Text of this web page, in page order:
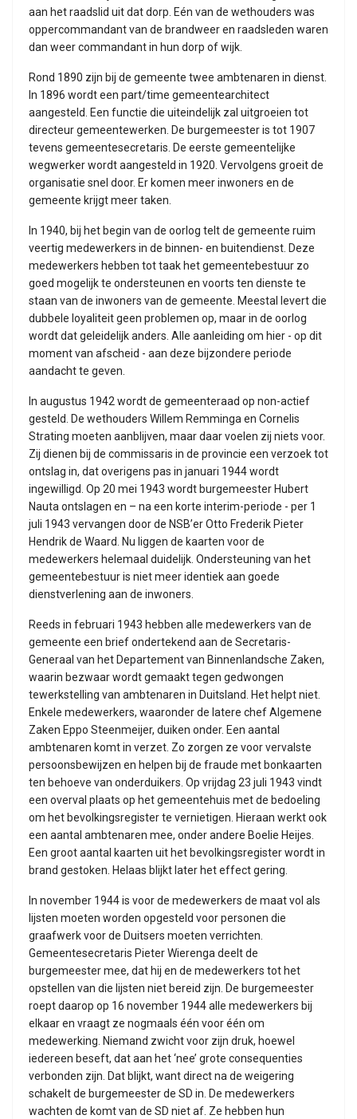
aan het raadslid uit dat dorp. Eén van de wethouders was
oppercommandant van de brandweer en raadsleden waren
dan weer commandant in hun dorp of wijk.
Rond 1890 zijn bij de gemeente twee ambtenaren in dienst.
In 1896 wordt een part/time gemeentearchitect
aangesteld. Een functie die uiteindelijk zal uitgroeien tot
directeur gemeentewerken. De burgemeester is tot 1907
tevens gemeentesecretaris. De eerste gemeentelijke
wegwerker wordt aangesteld in 1920. Vervolgens groeit de
organisatie snel door. Er komen meer inwoners en de
gemeente krijgt meer taken.
In 1940, bij het begin van de oorlog telt de gemeente ruim
veertig medewerkers in de binnen- en buitendienst. Deze
medewerkers hebben tot taak het gemeentebestuur zo
goed mogelijk te ondersteunen en voorts ten dienste te
staan van de inwoners van de gemeente. Meestal levert die
dubbele loyaliteit geen problemen op, maar in de oorlog
wordt dat geleidelijk anders. Alle aanleiding om hier - op dit
moment van afscheid - aan deze bijzondere periode
aandacht te geven.
In augustus 1942 wordt de gemeenteraad op non-actief
gesteld. De wethouders Willem Remminga en Cornelis
Strating moeten aanblijven, maar daar voelen zij niets voor.
Zij dienen bij de commissaris in de provincie een verzoek tot
ontslag in, dat overigens pas in januari 1944 wordt
ingewilligd. Op 20 mei 1943 wordt burgemeester Hubert
Nauta ontslagen en – na een korte interim-periode - per 1
juli 1943 vervangen door de NSB’er Otto Frederik Pieter
Hendrik de Waard. Nu liggen de kaarten voor de
medewerkers helemaal duidelijk. Ondersteuning van het
gemeentebestuur is niet meer identiek aan goede
dienstverlening aan de inwoners.
Reeds in februari 1943 hebben alle medewerkers van de
gemeente een brief ondertekend aan de Secretaris-
Generaal van het Departement van Binnenlandsche Zaken,
waarin bezwaar wordt gemaakt tegen gedwongen
tewerkstelling van ambtenaren in Duitsland. Het helpt niet.
Enkele medewerkers, waaronder de latere chef Algemene
Zaken Eppo Steenmeijer, duiken onder. Een aantal
ambtenaren komt in verzet. Zo zorgen ze voor vervalste
persoonsbewijzen en helpen bij de fraude met bonkaarten
ten behoeve van onderduikers. Op vrijdag 23 juli 1943 vindt
een overval plaats op het gemeentehuis met de bedoeling
om het bevolkingsregister te vernietigen. Hieraan werkt ook
een aantal ambtenaren mee, onder andere Boelie Heijes.
Een groot aantal kaarten uit het bevolkingsregister wordt in
brand gestoken. Helaas blijkt later het effect gering.
In november 1944 is voor de medewerkers de maat vol als
lijsten moeten worden opgesteld voor personen die
graafwerk voor de Duitsers moeten verrichten.
Gemeentesecretaris Pieter Wierenga deelt de
burgemeester mee, dat hij en de medewerkers tot het
opstellen van die lijsten niet bereid zijn. De burgemeester
roept daarop op 16 november 1944 alle medewerkers bij
elkaar en vraagt ze nogmaals één voor één om
medewerking. Niemand zwicht voor zijn druk, hoewel
iedereen beseft, dat aan het ‘nee’ grote consequenties
verbonden zijn. Dat blijkt, want direct na de weigering
schakelt de burgemeester de SD in. De medewerkers
wachten de komt van de SD niet af. Ze hebben hun